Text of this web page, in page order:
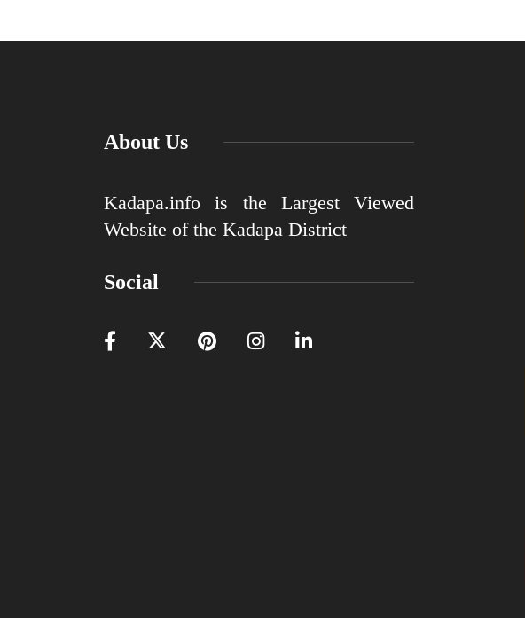
About Us
Kadapa.info is the Largest Viewed
Website of the Kadapa District
Social